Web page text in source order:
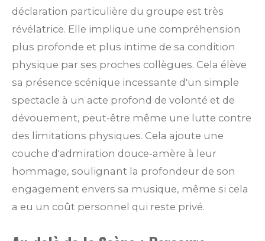
déclaration particulière du groupe est très
révélatrice. Elle implique une compréhension
plus profonde et plus intime de sa condition
physique par ses proches collègues. Cela élève
sa présence scénique incessante d'un simple
spectacle à un acte profond de volonté et de
dévouement, peut-être même une lutte contre
des limitations physiques. Cela ajoute une
couche d'admiration douce-amère à leur
hommage, soulignant la profondeur de son
engagement envers sa musique, même si cela
a eu un coût personnel qui reste privé.